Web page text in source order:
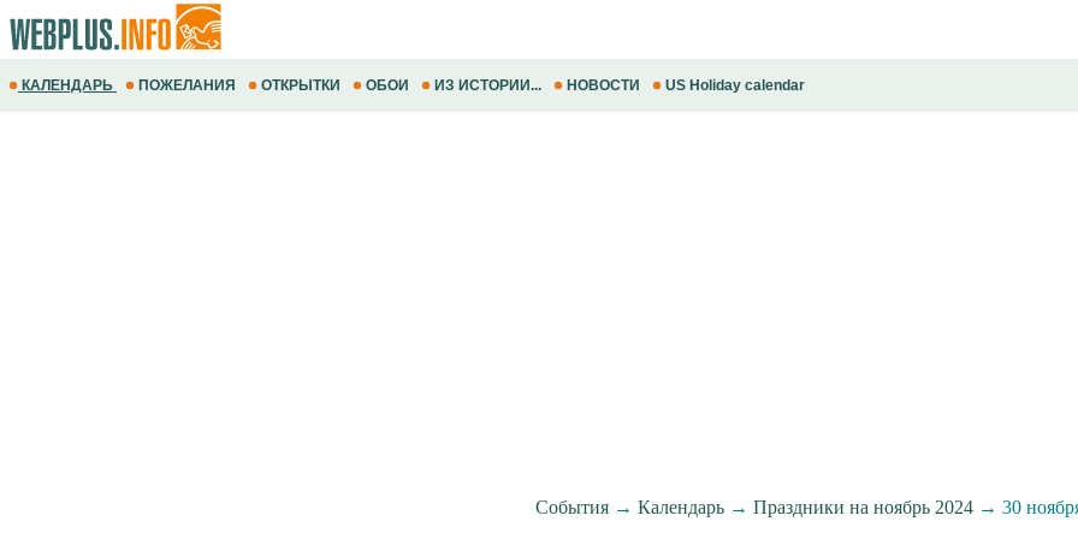
КАЛЕНДАРЬ ПОЖЕЛАНИЯ ОТКРЫТКИ ОБОИ ИЗ ИСТОРИИ... НОВОСТИ US Holiday calendar
События→ Календарь→ Праздники на ноябрь 2024→ 30